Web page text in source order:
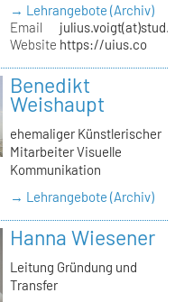
→ Lehrangebote (Archiv)
Email
Website https://uius.co
Benedikt
Weishaupt
ehemaliger Künstlerischer
Mitarbeiter Visuelle
Kommunikation
→ Lehrangebote (Archiv)
Hanna Wiesener
Leitung Gründung und
Transfer